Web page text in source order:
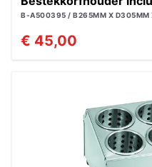
B-A500395 / B265MM X D305MM
€ 45,00